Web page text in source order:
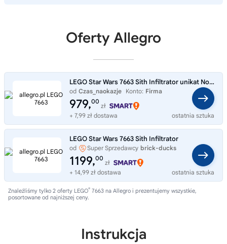
Oferty Allegro
LEGO Star Wars 7663 Sith Infiltrator unikat Nowy
od Czas_naokazje Konto: Firma
979,00
zł
+ 7,99 zł dostawa
ostatnia sztuka
LEGO Star Wars 7663 Sith Infiltrator
od Super Sprzedawcy brick-ducks
1199,00
zł
+ 14,99 zł dostawa
ostatnia sztuka
Znaleźliśmy tylko 2 oferty LEGO® 7663 na Allegro i prezentujemy wszystkie,
posortowane od najniższej ceny.
Instrukcja